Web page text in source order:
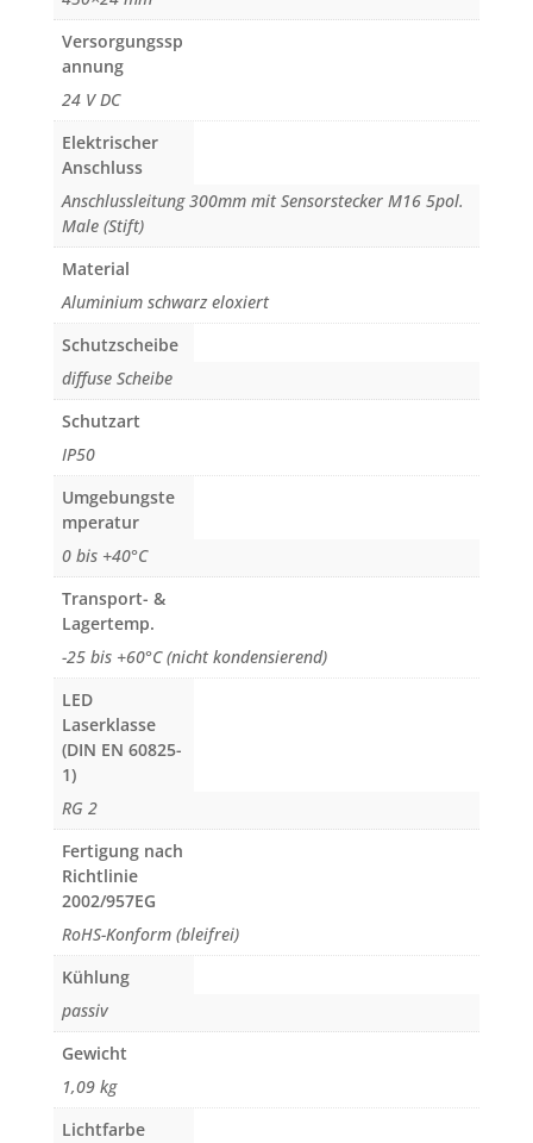
Versorgungssp
annung
24 V DC
Elektrischer
Anschluss
Anschlussleitung 300mm mit Sensorstecker M16 5pol.
Male (Stift)
Material
Aluminium schwarz eloxiert
Schutzscheibe
diffuse Scheibe
Schutzart
IP50
Umgebungste
mperatur
0 bis +40°C
Transport- &
Lagertemp.
-25 bis +60°C (nicht kondensierend)
LED
Laserklasse
(DIN EN 60825-
1)
RG 2
Fertigung nach
Richtlinie
2002/957EG
RoHS-Konform (bleifrei)
Kühlung
passiv
Gewicht
1,09 kg
Lichtfarbe